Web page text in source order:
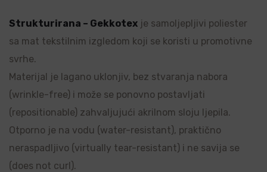
Strukturirana – Gekkotex je samoljepljivi poliester
sa mat tekstilnim izgledom koji se koristi u promotivne
svrhe.
Materijal je lagano uklonjiv, bez stvaranja nabora
(wrinkle-free) i može se ponovno postavljati
(repositionable) zahvaljujući akrilnom sloju ljepila.
Otporno je na vodu (water-resistant), praktično
neraspadljivo (virtually tear-resistant) i ne savija se
(does not curl).